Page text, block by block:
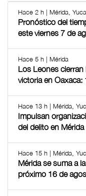
Hace 2 h | Mérida,
Pronóstico del
este viernes 7 de
Hace 5 h | Mérida
Los Leones
victoria en Oaxaca:
Hace 13 h | Mérida,
Impulsan
del delito en Mérida
Hace 15 h | Mérida,
Mérida se suma a
próximo 16 de